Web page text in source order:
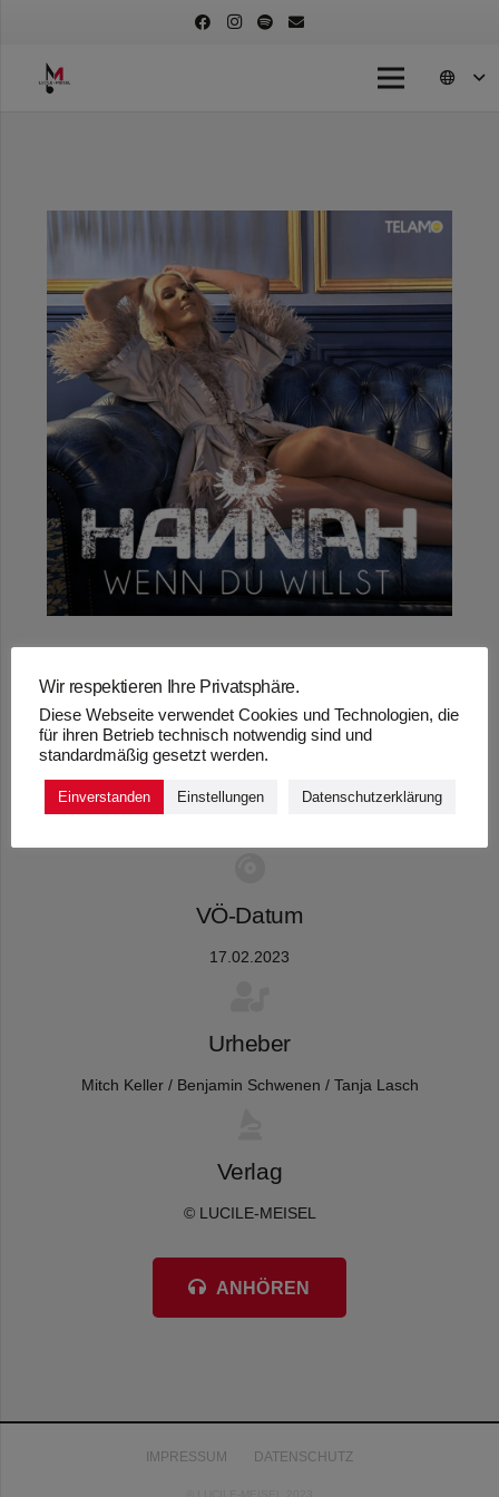
„WENN DU WILLST“ –
VÖ-Datum
17.02.2023
Urheber
Mitch Keller / Benjamin Schwenen / Tanja Lasch
Verlag
© LUCILE-MEISEL
ANHÖREN
IMPRESSUM DATENSCHUTZ
Wir respektieren Ihre Privatsphäre.
Diese Webseite verwendet Cookies und Technologien, die
für ihren Betrieb technisch notwendig sind und
standardmäßig gesetzt werden.
Einverstanden Einstellungen Datenschutzerklärung